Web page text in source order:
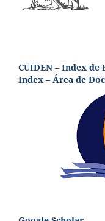
CUIDEN – Index
Index – Área de